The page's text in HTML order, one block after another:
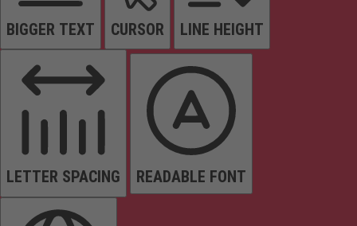
BIGGER TEXT CURSOR LINE HEIGHT
LETTER SPACING READABLE FONT